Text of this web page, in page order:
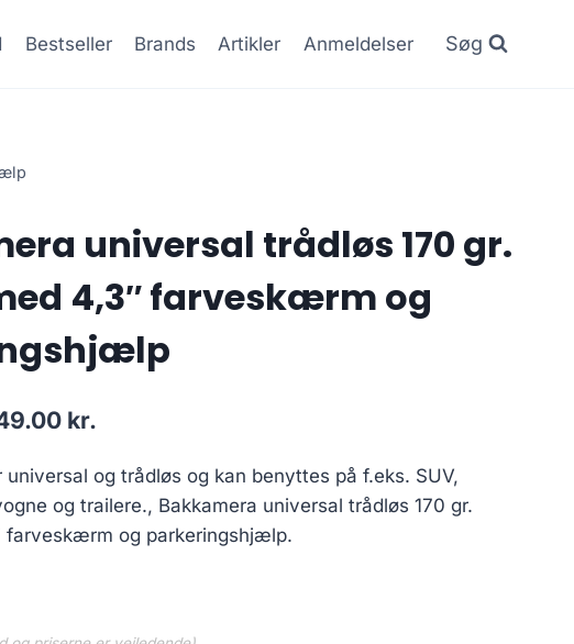
Bestseller Brands Artikler Anmeldelser Søg
universal trådløs 170 gr.
4,3″ farveskærm og
kr.
pris
er:
universal og trådløs og kan benyttes på f.eks. SUV,
og trailere., Bakkamera universal trådløs 170 gr.
farveskærm og parkeringshjælp.